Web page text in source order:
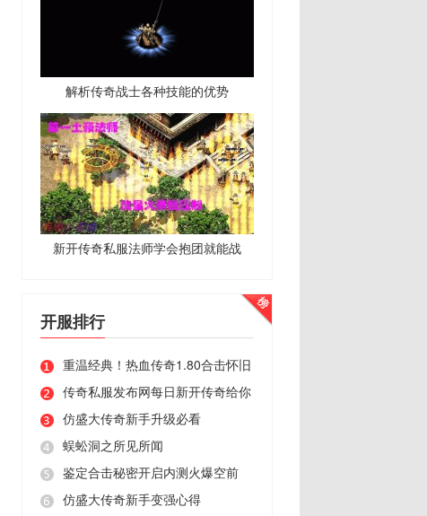
解析传奇战士各种技能的优势
新开传奇私服法师学会抱团就能战
开服排行
重温经典！热血传奇1.80合击怀旧
传奇私服发布网每日新开传奇给你
仿盛大传奇新手升级必看
蜈蚣洞之所见所闻
鉴定合击秘密开启内测火爆空前
仿盛大传奇新手变强心得